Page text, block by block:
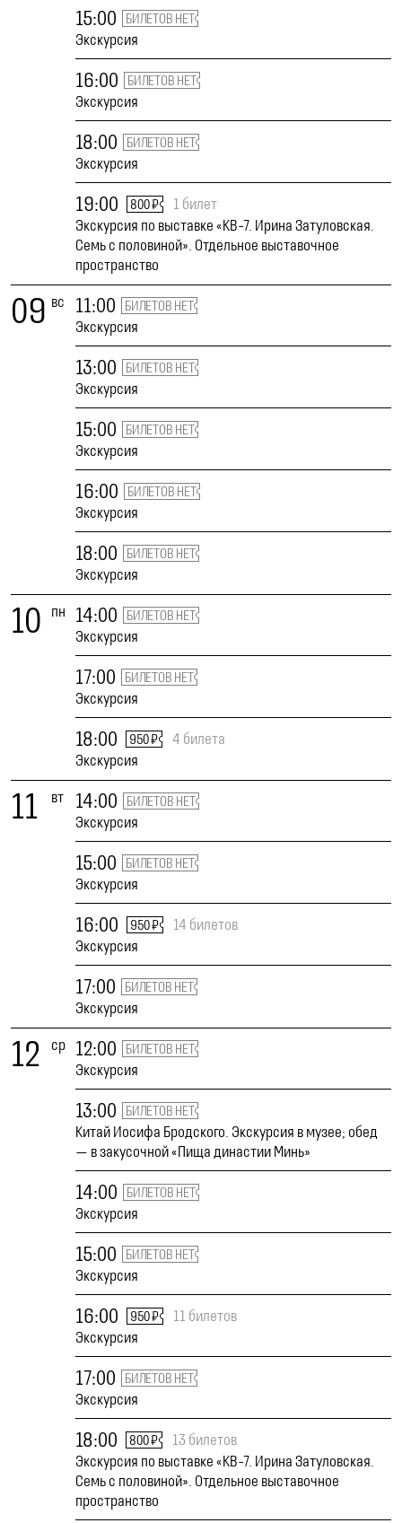
15:00 БИЛЕТОВ НЕТ
Экскурсия
16:00 БИЛЕТОВ НЕТ
Экскурсия
18:00 БИЛЕТОВ НЕТ
Экскурсия
19:00 800 ₽
1 билет
Экскурсия по выставке «КВ-7. Ирина Затуловская.
Семь с половиной». Отдельное выставочное
пространство
09 вс 11:00 БИЛЕТОВ НЕТ
Экскурсия
13:00 БИЛЕТОВ НЕТ
Экскурсия
15:00 БИЛЕТОВ НЕТ
Экскурсия
16:00 БИЛЕТОВ НЕТ
Экскурсия
18:00 БИЛЕТОВ НЕТ
Экскурсия
10 пн 14:00 БИЛЕТОВ НЕТ
Экскурсия
17:00 БИЛЕТОВ НЕТ
Экскурсия
18:00 950 ₽
4 билета
Экскурсия
11 вт 14:00 БИЛЕТОВ НЕТ
Экскурсия
15:00 БИЛЕТОВ НЕТ
Экскурсия
16:00 950 ₽
14 билетов
Экскурсия
17:00 БИЛЕТОВ НЕТ
Экскурсия
12 ср 12:00 БИЛЕТОВ НЕТ
Экскурсия
13:00 БИЛЕТОВ НЕТ
Китай Иосифа Бродского. Экскурсия в музее; обед
— в закусочной «Пища династии Минь»
14:00 БИЛЕТОВ НЕТ
Экскурсия
15:00 БИЛЕТОВ НЕТ
Экскурсия
16:00 950 ₽
11 билетов
Экскурсия
17:00 БИЛЕТОВ НЕТ
Экскурсия
18:00 800 ₽
13 билетов
Экскурсия по выставке «КВ-7. Ирина Затуловская.
Семь с половиной». Отдельное выставочное
пространство